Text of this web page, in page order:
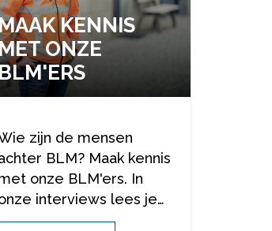
KEN­NIS
ONZE
zijn de mensen
BLM? Maak kennis
onze BLM'ers. In
interviews lees je
over onze cultuur,